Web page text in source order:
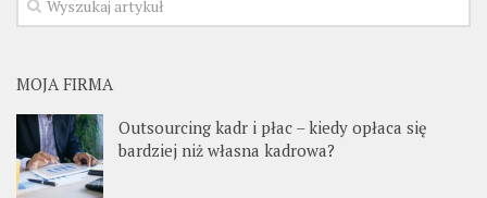
MOJA FIRMA
Outsourcing kadr i płac – kiedy opłaca się
bardziej niż własna kadrowa?